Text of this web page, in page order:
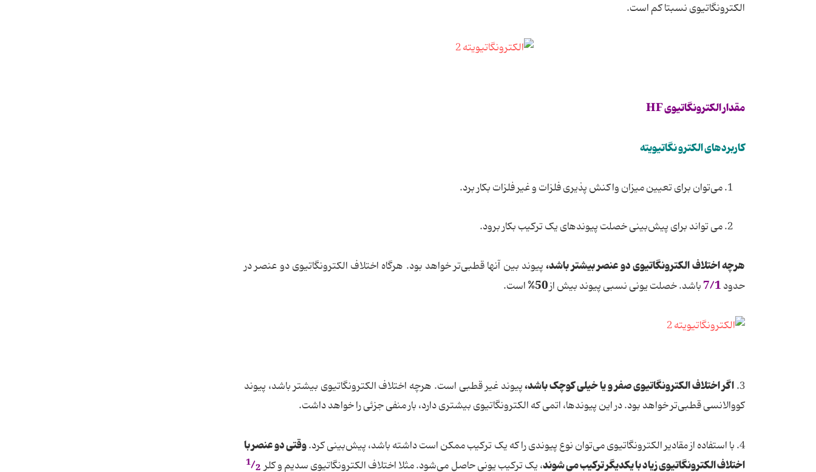
الکترونگاتیوی نسبتا کم است.
مقدار الکترونگاتیوی HF
کاربردهای الکترو نگاتیویته
1. می‌توان برای تعیین میزان واکنش پذیری فلزات و غیر فلزات بکار برد.
2. می تواند برای پیش‌بینی خصلت پیوندهای یک ترکیب بکار برود.
هرچه اختلاف الکترونگاتیوی دو عنصر بیشتر باشد،پیوند بین آنها قطبی‌تر خواهد بود. هرگاه اختلاف الکترونگاتیوی دو عنصر در
حدود
باشد. خصلت یونی نسبی پیوند بیش از50% است.
3. اگر اختلاف الکترونگاتیوی صفر و یا خیلی کوچک باشد،پیوند غیر قطبی است. هرچه اختلاف الکترونگاتیوی بیشتر باشد، پیوند
کووالانسی قطبی‌تر خواهد بود. در این پیوندها، اتمی که الکترونگاتیوی بیشتری دارد، بار منفی جزئی را خواهد داشت.
4. با استفاده از مقادیر الکترونگاتیوی می‌توان نوع پیوندی را که یک ترکیب ممکن است داشته باشد، پیش‌بینی کرد.
وقتی دو عنصر با
اختلاف الکترونگاتیوی زیاد با یکدیگر ترکیب می شوند، یک ترکیب یونی حاصل می‌شود. مثلا اختلاف الکترونگاتیوی سدیم و کلر 1/2